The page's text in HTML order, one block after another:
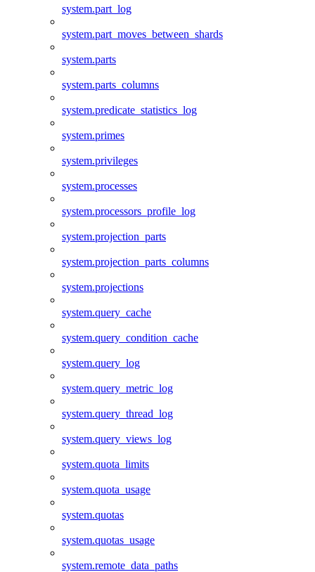
system.part_log
system.part_moves_between_shards
system.parts
system.parts_columns
system.predicate_statistics_log
system.primes
system.privileges
system.processes
system.processors_profile_log
system.projection_parts
system.projection_parts_columns
system.projections
system.query_cache
system.query_condition_cache
system.query_log
system.query_metric_log
system.query_thread_log
system.query_views_log
system.quota_limits
system.quota_usage
system.quotas
system.quotas_usage
system.remote_data_paths